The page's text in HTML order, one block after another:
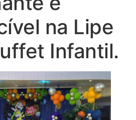
na Lipe
Infantil.